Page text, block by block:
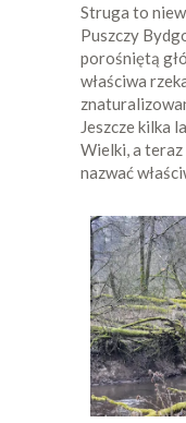
Struga to
Puszczy
porośniętą
właściwa
Jeszcze kilka
Wielki, a teraz
nazwać